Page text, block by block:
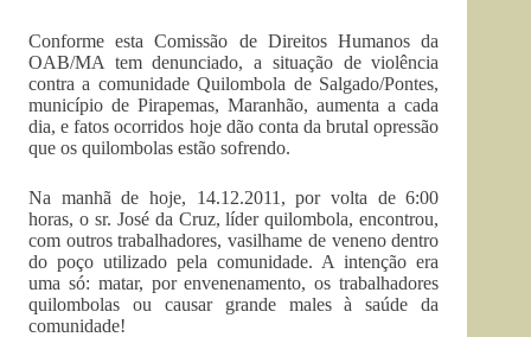
Conforme esta Comissão de Direitos Humanos da
OAB/MA tem denunciado, a situação de violência
contra a comunidade Quilombola de Salgado/Pontes,
município de Pirapemas, Maranhão, aumenta a cada
dia, e fatos ocorridos hoje dão conta da brutal opressão
que os quilombolas estão sofrendo.
Na manhã de hoje, 14.12.2011, por volta de 6:00
horas, o sr. José da Cruz, líder quilombola, encontrou,
com outros trabalhadores, vasilhame de veneno dentro
do poço utilizado pela comunidade. A intenção era
uma só: matar, por envenenamento, os trabalhadores
quilombolas ou causar grande males à saúde da
comunidade!